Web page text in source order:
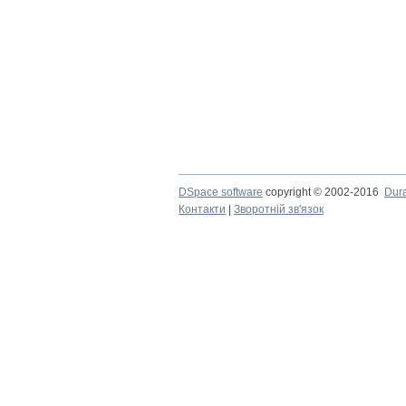
DSpace software copyright © 2002-2016
Контакти
Зворотній зв'язок